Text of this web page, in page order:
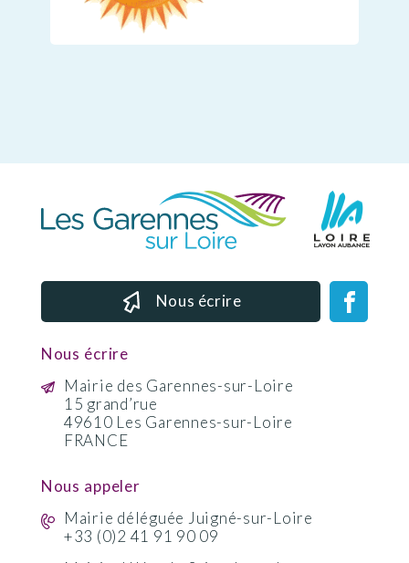
Nous écrire
Nous écrire
Mairie des Garennes-sur-Loire
15 grand’rue
49610 Les Garennes-sur-Loire
FRANCE
Nous appeler
Mairie déléguée Juigné-sur-Loire
+33 (0)2 41 91 90 09